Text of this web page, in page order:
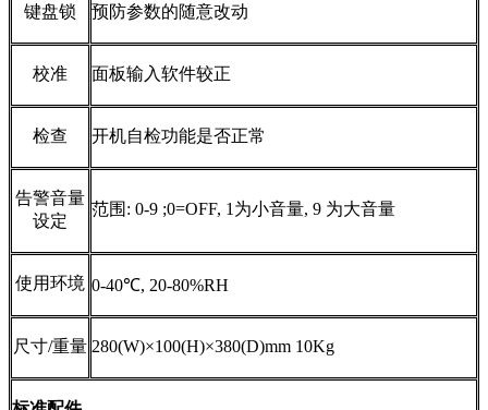
键盘锁 预防参数的随意改动
校准 面板输入软件较正
检查 开机自检功能是否正常
告警音量
设定
范围 : 0-9 ;0=OFF, 1 为小音量, 9 为大音量
使用环境 0-40℃, 20-80%RH
尺寸/重量 280(W)×100(H)×380(D)mm 10Kg